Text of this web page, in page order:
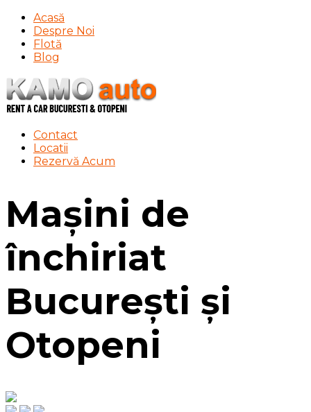
Acasă
Despre Noi
Flotă
Blog
Contact
Locatii
Rezervă Acum
Mașini de
închiriat
București și
Otopeni